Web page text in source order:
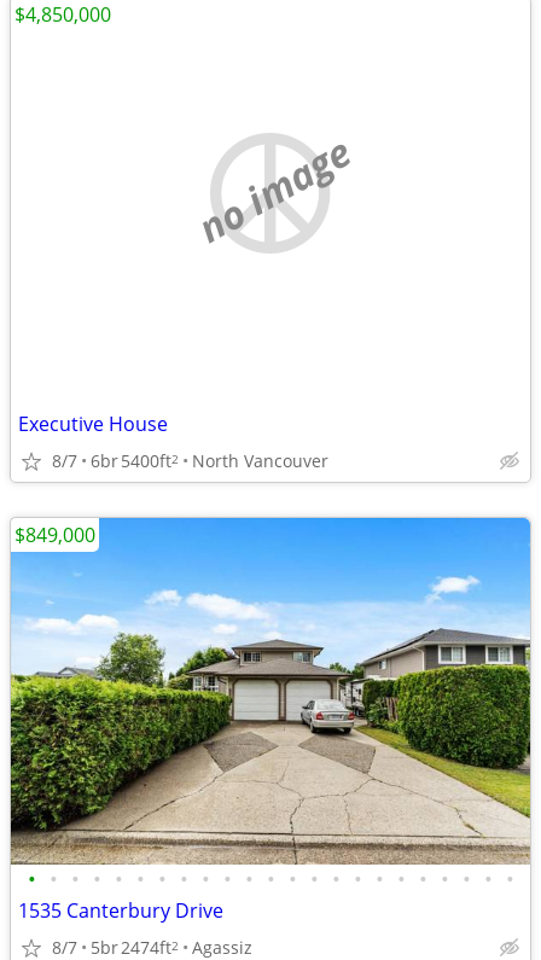
no image
Executive House
8/7 6br5400ft2 North Vancouver
$4,850,000
• • • • • • • • • • • • • • • • • • • • • • •
1535 Canterbury Drive
8/7 5br2474ft2 Agassiz
$849,000